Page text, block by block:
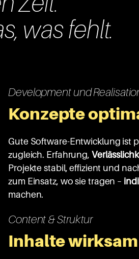
was fehlt.
Development und
Konzepte
Gute Software-Entwicklung ist
zugleich. Erfahrung,
Projekte stabil, effizient und
zum Einsatz, wo sie tragen –
machen.
Content & Struktur
Inhalte